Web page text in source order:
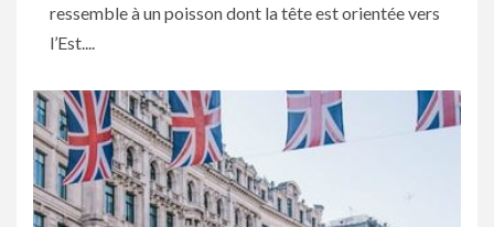
ressemble à un poisson dont la tête est orientée vers
l’Est....